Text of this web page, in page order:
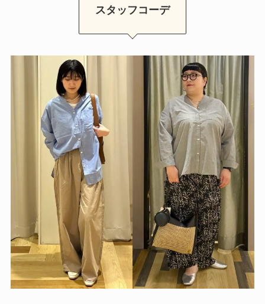
スタッフコーデ